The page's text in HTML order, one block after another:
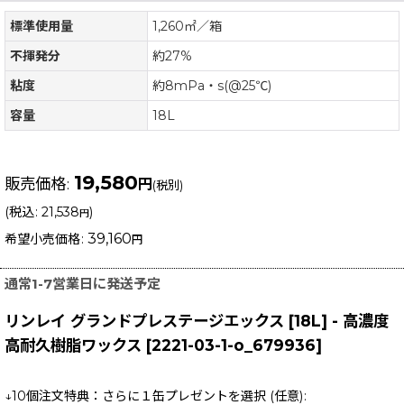
標準使用量
1,260㎡／箱
不揮発分
約27%
粘度
約8mPa・s(@25℃)
容量
18L
販売価格: 19,580 円 (税別)
(税込: 21,538円)
希望小売価格: 39,160 円
通常1-7営業日に発送予定
リンレイ グランドプレステージエックス [18L] - 高濃度
高耐久樹脂ワックス [2221-03-1-o_679936]
↓10個注文特典：さらに１缶プレゼントを選択 (任意):